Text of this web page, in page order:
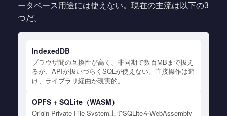
ータベース用途には使えない。現在の主流は以下の3
つだ。
IndexedDB
ブラウザ間の互換性が高く、非同期で数百MBまで扱え
るが、APIが扱いづらくSQLが使えない。直接操作は避
け、ライブラリ経由が現実的。
OPFS + SQLite（WASM）
Origin Private File System上でSQLiteをWebAssembly